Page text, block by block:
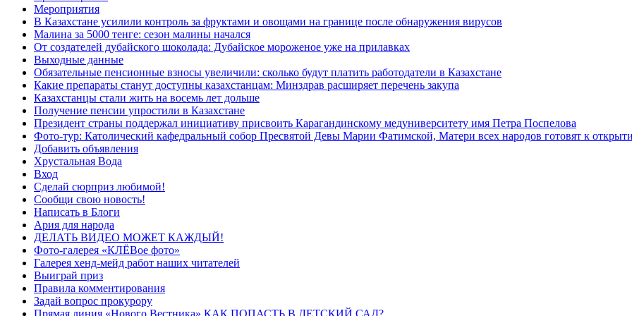
Мероприятия
В Казахстане усилили контроль за фруктами и овощами на границе после обнаружения вирусов
Малина за 5000 тенге: сезон малины начался
От создателей дубайского шоколада: Дубайское мороженое уже на прилавках
Выходные данные
Обязательные пенсионные взносы увеличили: сколько будут платить работодатели в Казахстане
Какие препараты станут доступны казахстанцам: Минздрав расширяет перечень закупа
Казахстанцы стали жить на восемь лет дольше
Получение пенсии упростили в Казахстане
Президент страны поддержал инициативу присвоить Карагандинскому медуниверситету имя Петра Поспелова
Фото-тур: Католический кафедральный собор Пресвятой Девы Марии Фатимской, Матери всех народов готовят к
Добавить объявления
Хрустальная Вода
Вход
Сделай сюрприз любимой!
Сообщи свою новость!
Написать в Блоги
Ария для народа
ДЕЛАТЬ ВИДЕО МОЖЕТ КАЖДЫЙ!
Фото-галерея «КЛЁВое фото»
Галерея хенд-мейд работ наших читателей
Выиграй приз
Правила комментирования
Задай вопрос прокурору